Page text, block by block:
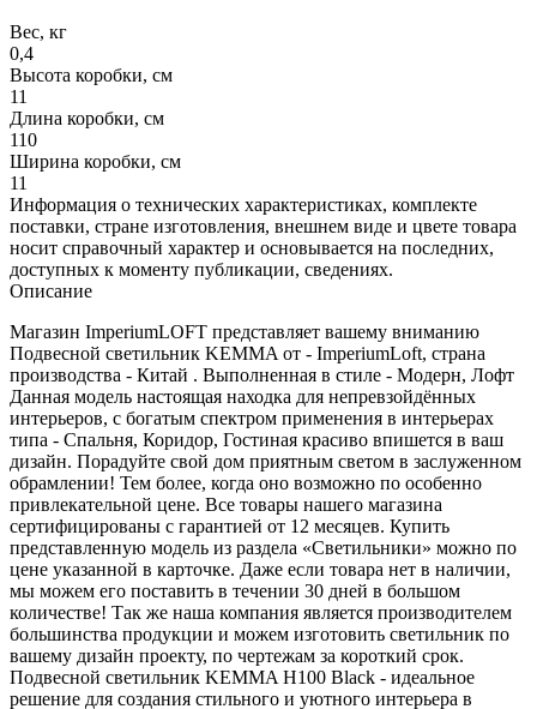
Вес, кг
0,4
Высота коробки, см
11
Длина коробки, см
110
Ширина коробки, см
11
Информация о технических характеристиках, комплекте
поставки, стране изготовления, внешнем виде и цвете товара
носит справочный характер и основывается на последних,
доступных к моменту публикации, сведениях.
Описание
Магазин ImperiumLOFT представляет вашему вниманию
Подвесной светильник KEMMA от - ImperiumLoft, страна
производства - Китай . Выполненная в стиле - Модерн, Лофт
Данная модель настоящая находка для непревзойдённых
интерьеров, с богатым спектром применения в интерьерах
типа - Спальня, Коридор, Гостиная красиво впишется в ваш
дизайн. Порадуйте свой дом приятным светом в заслуженном
обрамлении! Тем более, когда оно возможно по особенно
привлекательной цене. Все товары нашего магазина
сертифицированы с гарантией от 12 месяцев. Купить
представленную модель из раздела «Светильники» можно по
цене указанной в карточке. Даже если товара нет в наличии,
мы можем его поставить в течении 30 дней в большом
количестве! Так же наша компания является производителем
большинства продукции и можем изготовить светильник по
вашему дизайн проекту, по чертежам за короткий срок.
Подвесной светильник KEMMA H100 Black - идеальное
решение для создания стильного и уютного интерьера в